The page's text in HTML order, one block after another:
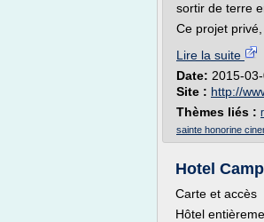
sortir de terre
Ce projet privé,
Lire la suite
Date: 2015-
Site : http://
Thèmes liés :
sainte honorine
Hotel
Carte et accès
Hôtel